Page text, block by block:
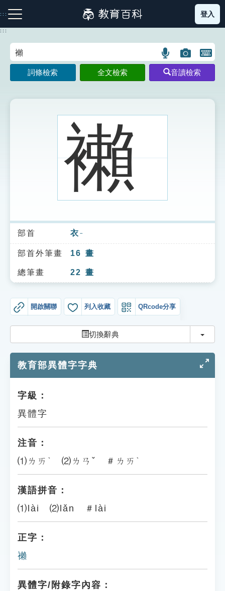
到
主
:::
注音索引圖示 筆畫索引圖示 部首索引表圖示
索引選單
知識索引
單字索引
貓頭鷹博士
登入
:::
語
言
搜
示
圖
片
搜
開
鍵
圖
詞條檢索 全文檢索 音讀檢索
襰
部首 衣 ㄧ
部首外筆畫 16 畫
總筆畫 22 畫
開啟關聯 列入收藏 QRcode分享
切換辭典 切換
教育部異體字字典
字級：
異體字
注音：
⑴ㄌㄞˋ ⑵ㄌㄢˇ ＃ㄌㄞˋ
漢語拼音：
⑴lài ⑵lǎn ＃lài
正字：
䄤
異體字/附錄字內容：